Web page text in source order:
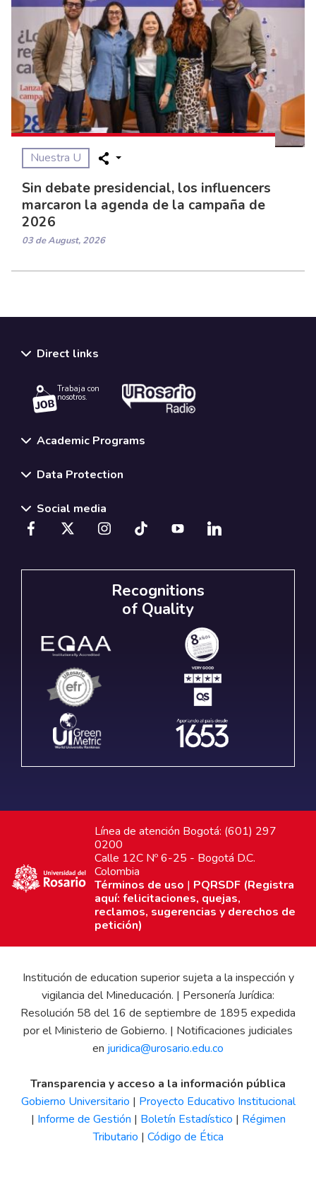
Nuestra U
Sin debate presidencial, los influencers
marcaron la agenda de la campaña de
2026
03 de August, 2026
Direct links
Trabaja con
nosotros.
Academic Programs
Data Protection
Social media
Recognitions
of Quality
Línea de atención Bogotá: (601) 297
0200
Calle 12C Nº 6-25 - Bogotá D.C.
Colombia
Términos de uso | PQRSDF (Registra
aquí: felicitaciones, quejas,
reclamos, sugerencias y derechos de
petición)
Institución de education superior sujeta a la inspección y
vigilancia del Mineducación. | Personería Jurídica:
Resolución 58 del 16 de septiembre de 1895 expedida
por el Ministerio de Gobierno. | Notificaciones judiciales
en juridica@urosario.edu.co
Transparencia y acceso a la información pública
Gobierno Universitario | Proyecto Educativo Institucional
| Informe de Gestión | Boletín Estadístico | Régimen
Tributario | Código de Ética